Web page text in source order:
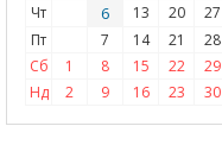
Чт
6 13 20
27
Пт
7 14 21
28
Сб
1 8 15 22
29
Нд
2 9 16 23 30